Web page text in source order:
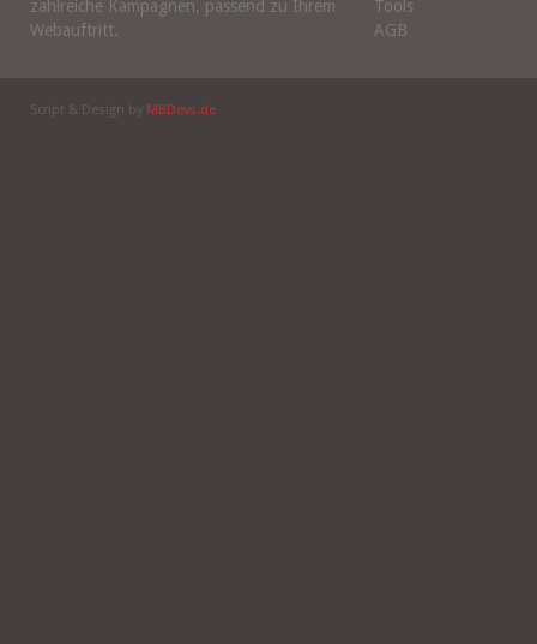
zahlreiche Kampagnen, passend zu Ihrem
Webauftritt.
Tools
AGB
Script & Design by MBDevs.de